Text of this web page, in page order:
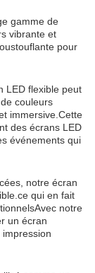
gamme de
vibrante et
pour
LED flexible peut
couleurs
immersive.Cette
des écrans LED
événements qui
notre écran
qui en fait
notre
un écran